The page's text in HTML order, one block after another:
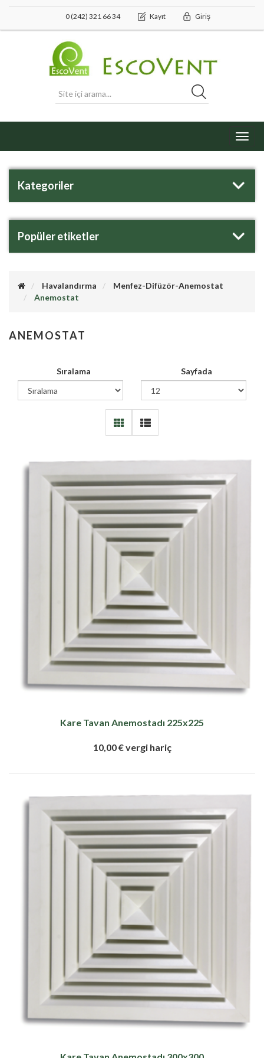
0 (242) 321 66 34 Kayıt Giriş
Kategoriler
Popüler etiketler
Havalandırma
Menfez-Difüzör-Anemostat
Anemostat
ANEMOSTAT
Sıralama Sayfada
Kare Tavan Anemostadı 225x225
10,00 € vergi hariç